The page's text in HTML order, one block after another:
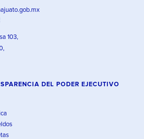
103,
DEL PODER EJECUTIVO